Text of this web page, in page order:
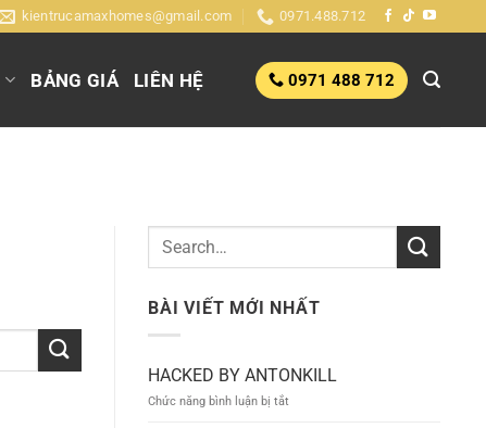
kientrucamaxhomes@gmail.com 0971.488.712
BẢNG GIÁ LIÊN HỆ 0971 488 712
BÀI VIẾT MỚI NHẤT
HACKED BY ANTONKILL
Chức năng bình luận bị tắt